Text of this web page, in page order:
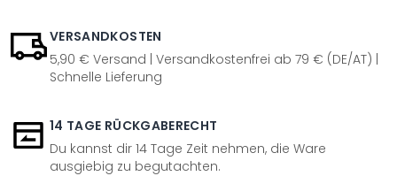
VERSANDKOSTEN
5,90 € Versand | Versandkostenfrei ab 79 € (DE/AT) |
Schnelle Lieferung
14 TAGE RÜCKGABERECHT
Du kannst dir 14 Tage Zeit nehmen, die Ware
ausgiebig zu begutachten.